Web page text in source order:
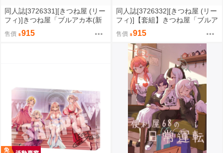
同人誌[3726331][きつね屋 (リー
フィ)]きつね屋「ブルアカ本(新
刊特典付)」セット【特典】 (蔚
藍檔案)
售價 915
同人誌[3726332][きつね屋 (リー
フィ)]【套組】きつね屋「ブルア
カ本」セット (蔚藍檔案)
售價 915